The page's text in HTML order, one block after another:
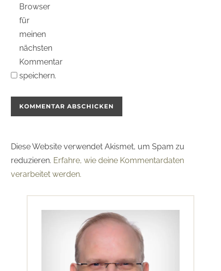
Browser
für
meinen
nächsten
Kommentar
speichern.
Diese Website verwendet Akismet, um Spam zu
reduzieren. Erfahre, wie deine Kommentardaten
verarbeitet werden.